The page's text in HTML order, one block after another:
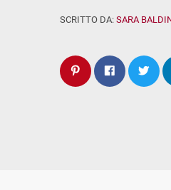
SCRITTO DA: SARA